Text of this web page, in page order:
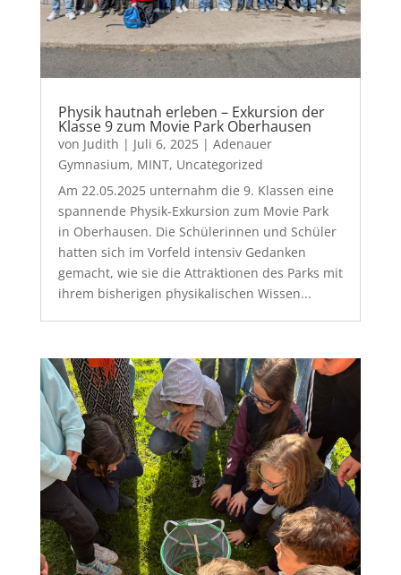
Physik hautnah erleben – Exkursion der
Klasse 9 zum Movie Park Oberhausen
von Judith | Juli 6, 2025| Adenauer
Gymnasium, MINT, Uncategorized
Am 22.05.2025 unternahm die 9. Klassen eine
spannende Physik-Exkursion zum Movie Park
in Oberhausen. Die Schülerinnen und Schüler
hatten sich im Vorfeld intensiv Gedanken
gemacht, wie sie die Attraktionen des Parks mit
ihrem bisherigen physikalischen Wissen...